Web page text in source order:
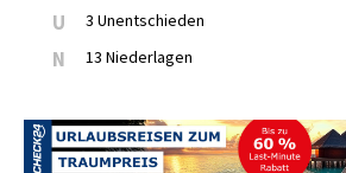
U 3 Unentschieden
N 13 Niederlagen